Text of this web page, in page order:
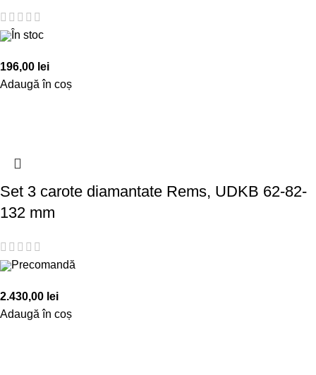
În stoc
196,00 lei
Adaugă în coș
Set 3 carote diamantate Rems, UDKB 62-82-
132 mm
Precomandă
2.430,00 lei
Adaugă în coș